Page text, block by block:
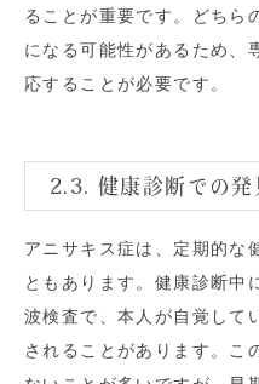
ることが重要です。どちら
になる可能性があるため、
応することが必要です。
2.3. 健康診断での発
アニサキス症は、定期的な
ともあります。健康診断中
波検査で、本人が自覚して
されることがあります。こ